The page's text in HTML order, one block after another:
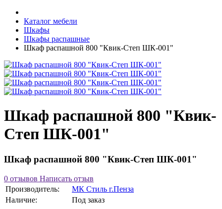
Каталог мебели
Шкафы
Шкафы распашные
Шкаф распашной 800 "Квик-Степ ШК-001"
Шкаф распашной 800 "Квик-
Степ ШК-001"
Шкаф распашной 800 "Квик-Степ ШК-001"
0 отзывов Написать отзыв
Производитель:
МК Стиль г.Пенза
Наличие:
Под заказ